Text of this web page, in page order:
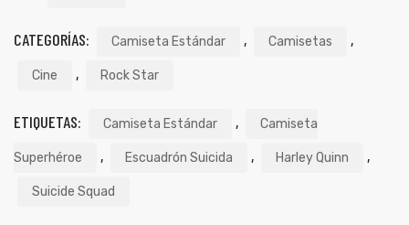
CATEGORÍAS: Camiseta Estándar , Camisetas ,
Cine , Rock Star
ETIQUETAS: Camiseta Estándar , Camiseta
Superhéroe , Escuadrón Suicida , Harley Quinn ,
Suicide Squad